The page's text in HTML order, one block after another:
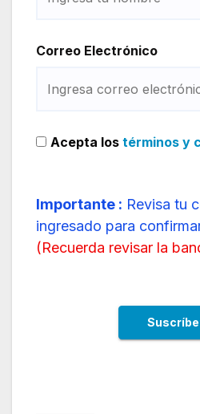
Correo Electrónico
Acepta los términos y
Importante : Revisa tu
ingresado para
(Recuerda revisar la